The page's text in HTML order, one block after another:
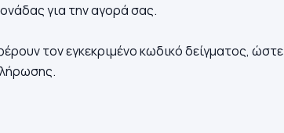
για την αγορά σας.
τον εγκεκριμένο κωδικό δείγματος,